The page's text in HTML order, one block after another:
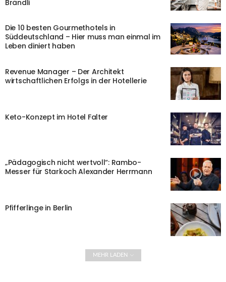
Brändli
Die 10 besten Gourmethotels in
Süddeutschland – Hier muss man einmal im
Leben diniert haben
Revenue Manager – Der Architekt
wirtschaftlichen Erfolgs in der Hotellerie
Keto-Konzept im Hotel Falter
„Pädagogisch nicht wertvoll“: Rambo-
Messer für Starkoch Alexander Herrmann
Pfifferlinge in Berlin
MEHR LADEN